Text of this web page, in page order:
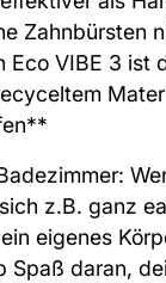
Zahnbürsten
Eco VIBE 3 ist
z.B. ganz
eigenes
Spaß daran,